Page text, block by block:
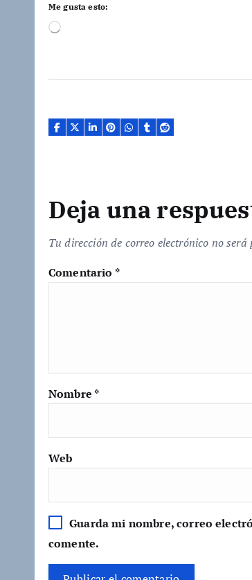
Me gusta esto:
C
a
.
Deja una
Tu dirección de correo electrónico no será
Comentario *
Nombre *
Web
Guarda mi nombre, correo
comente.